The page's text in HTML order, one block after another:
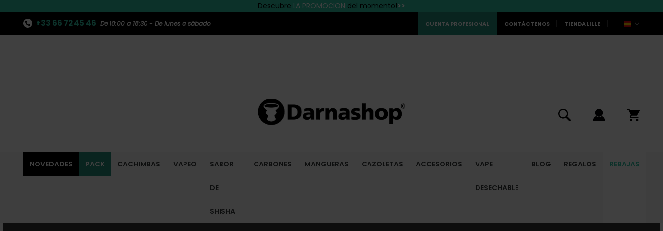
Descubre LA PROMOCION del momento!>>
¡Entrega rápida en España!
Las mejores marcas están en Darnashop
+33 66 72 45 46 De 10:00 a 18:30 - De lunes a sábado TIENDA LILLE
CONTÁCTENOS
CUENTA PROFESIONAL
NOVEDADES PACK CACHIMBAS VAPEO SABOR
DE
SHISHA
CARBONES MANGUERAS CAZOLETAS ACCESORIOS VAPE
DESECHABLE
BLOG REGALOS REBAJAS